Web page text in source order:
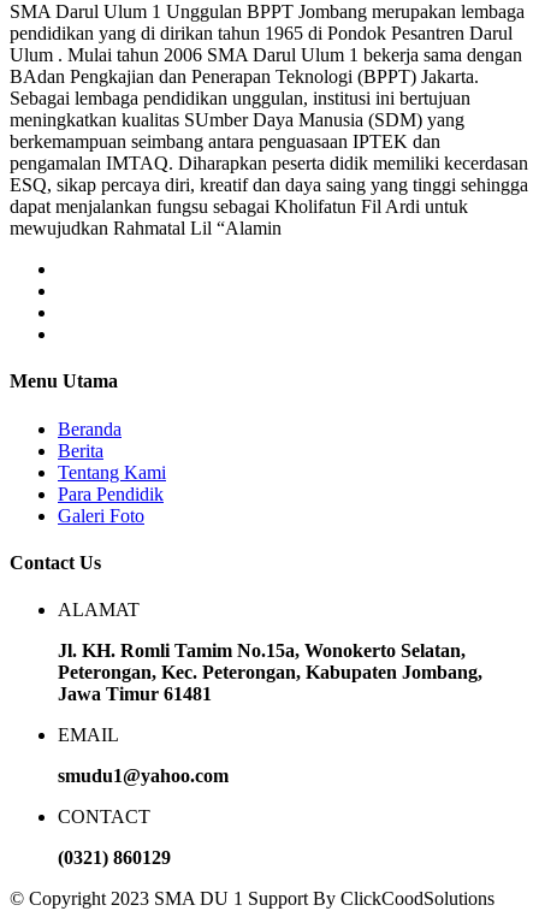
SMA Darul Ulum 1 Unggulan BPPT Jombang merupakan lembaga
pendidikan yang di dirikan tahun 1965 di Pondok Pesantren Darul
Ulum . Mulai tahun 2006 SMA Darul Ulum 1 bekerja sama dengan
BAdan Pengkajian dan Penerapan Teknologi (BPPT) Jakarta.
Sebagai lembaga pendidikan unggulan, institusi ini bertujuan
meningkatkan kualitas SUmber Daya Manusia (SDM) yang
berkemampuan seimbang antara penguasaan IPTEK dan
pengamalan IMTAQ. Diharapkan peserta didik memiliki kecerdasan
ESQ, sikap percaya diri, kreatif dan daya saing yang tinggi sehingga
dapat menjalankan fungsu sebagai Kholifatun Fil Ardi untuk
mewujudkan Rahmatal Lil “Alamin
Menu Utama
Beranda
Berita
Tentang Kami
Para Pendidik
Galeri Foto
Contact Us
ALAMAT
Jl. KH. Romli Tamim No.15a, Wonokerto Selatan,
Peterongan, Kec. Peterongan, Kabupaten Jombang,
Jawa Timur 61481
EMAIL
smudu1@yahoo.com
CONTACT
(0321) 860129
© Copyright 2023 SMA DU 1 Support By ClickCoodSolutions